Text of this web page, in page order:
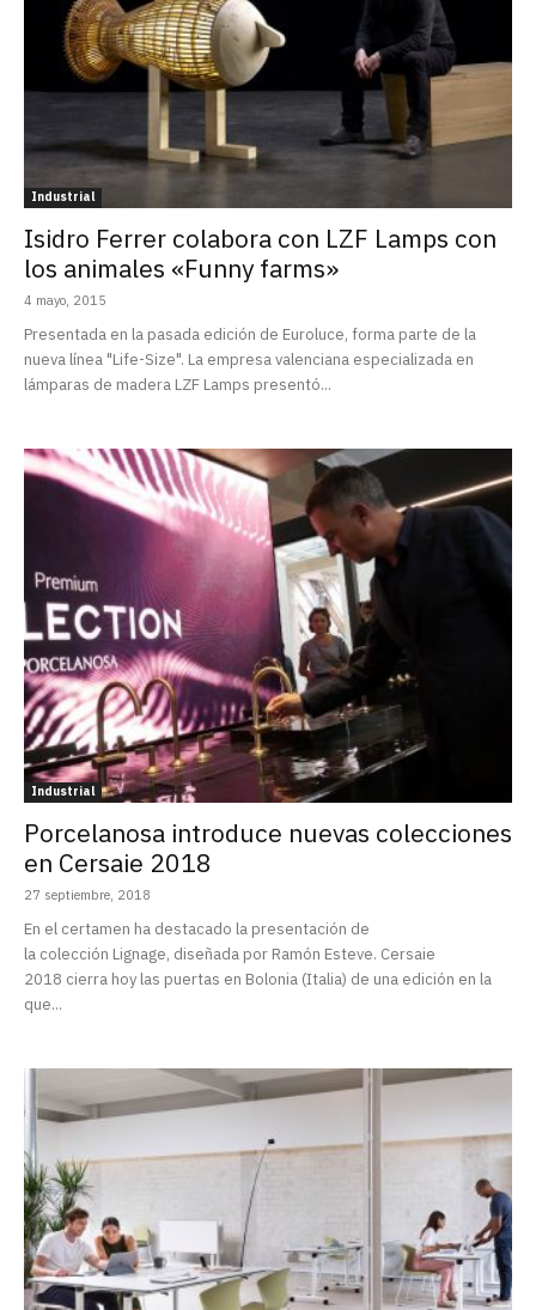
Industrial
Isidro Ferrer colabora con LZF Lamps con
los animales «Funny farms»
4 mayo, 2015
Presentada en la pasada edición de Euroluce, forma parte de la
nueva línea "Life-Size". La empresa valenciana especializada en
lámparas de madera LZF Lamps presentó...
Industrial
Porcelanosa introduce nuevas colecciones
en Cersaie 2018
27 septiembre, 2018
En el certamen ha destacado la presentación de
la colección Lignage, diseñada por Ramón Esteve. Cersaie
2018 cierra hoy las puertas en Bolonia (Italia) de una edición en la
que...